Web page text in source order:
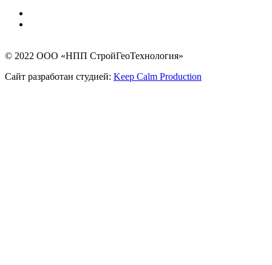
© 2022 ООО «НПП СтройГеоТехнология»
Сайт разработан студией: Keep Calm Production